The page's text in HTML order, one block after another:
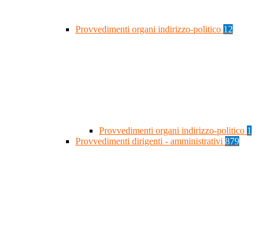
Provvedimenti organi indirizzo-politico 12
Provvedimenti organi indirizzo-politico 1
Provvedimenti dirigenti - amministrativi 879